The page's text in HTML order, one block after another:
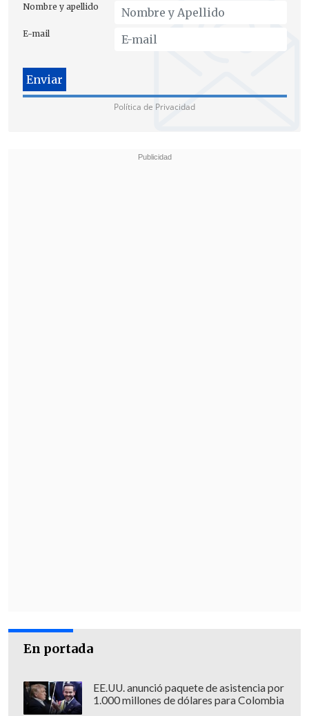
histórico y jugador con más partidos sen
la selección; y máximo goleador chileno
en la Champions League.
Nombre y apellido
E-mail
Política de Privacidad
En portada
EE.UU. anunció paquete de asistencia por
1.000 millones de dólares para Colombia